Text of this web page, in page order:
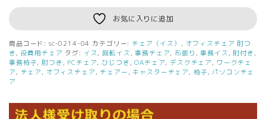
お気に入りに追加
商品コード: sc-0214-04 カテゴリー: チェア（イス） , オフィスチェア 肘つ
き , 役員用チェア タグ: イス , 回転イス ,事務チェア,布張り ,事務イス ,肘付き ,
事務椅子,肘つき , PCチェア, ひじつき ,OAチェア, デスクチェア , ワークチェ
ア , チェア , オフィスチェア , チェアー , キャスターチェア , 椅子 ,パソコンチェ
ア